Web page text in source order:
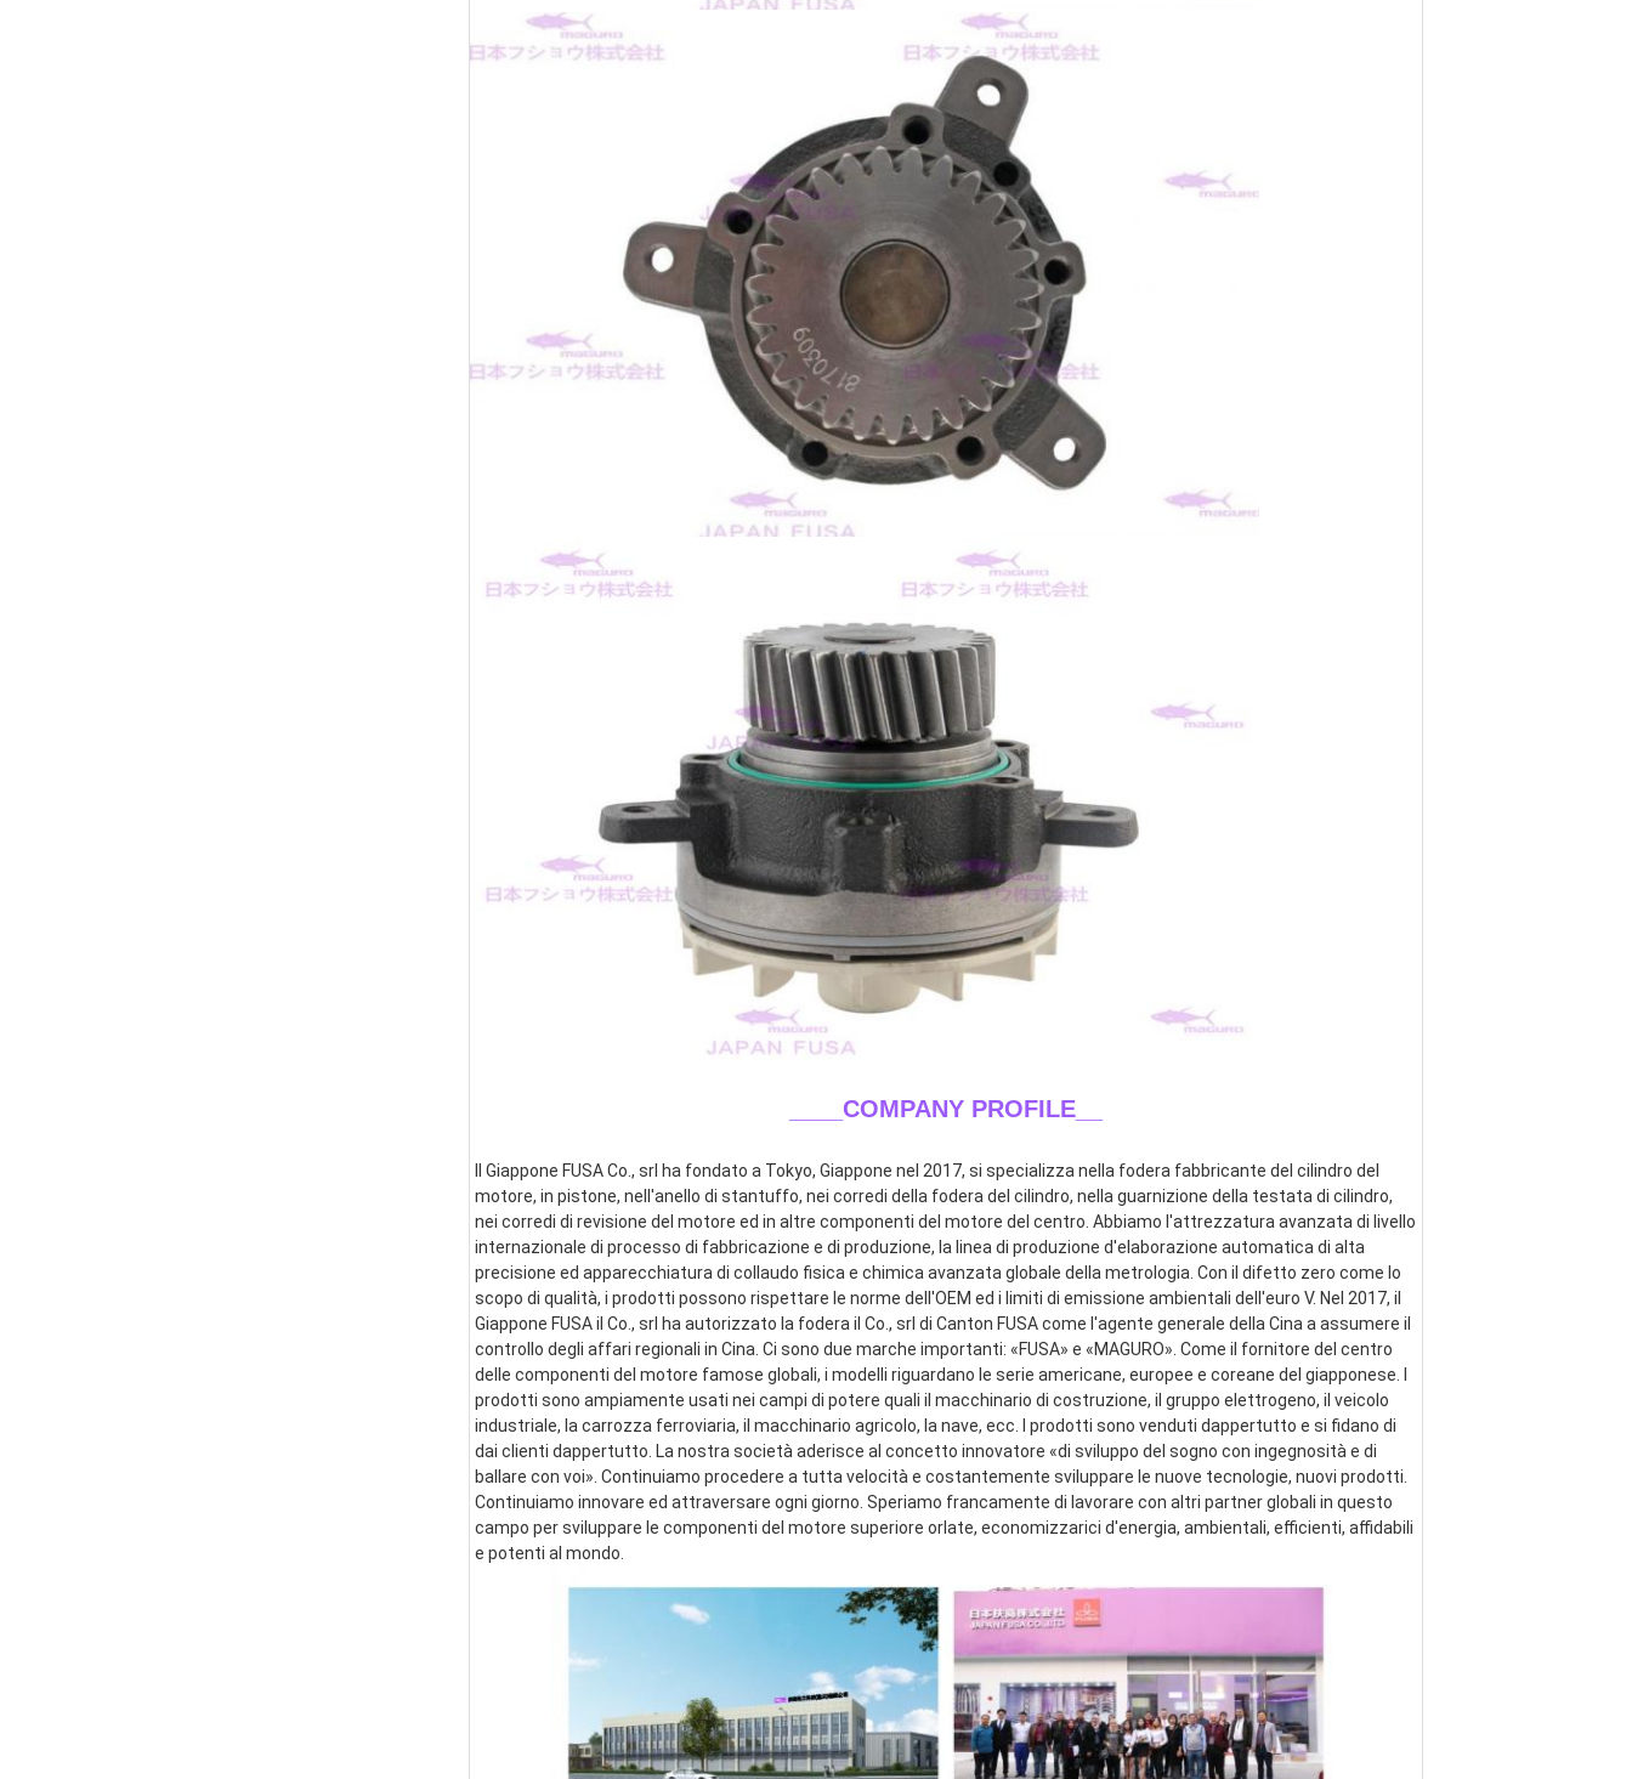
____COMPANY PROFILE__
Il Giappone FUSA Co., srl ha fondato a Tokyo, Giappone nel 2017, si specializza nella fodera fabbricante del cilindro del
motore, in pistone, nell'anello di stantuffo, nei corredi della fodera del cilindro, nella guarnizione della testata di cilindro,
nei corredi di revisione del motore ed in altre componenti del motore del centro. Abbiamo l'attrezzatura avanzata di livello
internazionale di processo di fabbricazione e di produzione, la linea di produzione d'elaborazione automatica di alta
precisione ed apparecchiatura di collaudo fisica e chimica avanzata globale della metrologia. Con il difetto zero come lo
scopo di qualità, i prodotti possono rispettare le norme dell'OEM ed i limiti di emissione ambientali dell'euro V. Nel 2017, il
Giappone FUSA il Co., srl ha autorizzato la fodera il Co., srl di Canton FUSA come l'agente generale della Cina a assumere il
controllo degli affari regionali in Cina. Ci sono due marche importanti: «FUSA» e «MAGURO». Come il fornitore del centro
delle componenti del motore famose globali, i modelli riguardano le serie americane, europee e coreane del giapponese. I
prodotti sono ampiamente usati nei campi di potere quali il macchinario di costruzione, il gruppo elettrogeno, il veicolo
industriale, la carrozza ferroviaria, il macchinario agricolo, la nave, ecc. I prodotti sono venduti dappertutto e si fidano di
dai clienti dappertutto. La nostra società aderisce al concetto innovatore «di sviluppo del sogno con ingegnosità e di
ballare con voi». Continuiamo procedere a tutta velocità e costantemente sviluppare le nuove tecnologie, nuovi prodotti.
Continuiamo innovare ed attraversare ogni giorno. Speriamo francamente di lavorare con altri partner globali in questo
campo per sviluppare le componenti del motore superiore orlate, economizzarici d'energia, ambientali, efficienti, affidabili
e potenti al mondo.